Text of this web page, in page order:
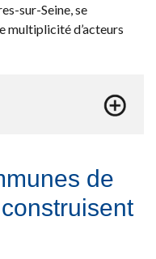
sur-Seine, se
multiplicité d’acteurs
de